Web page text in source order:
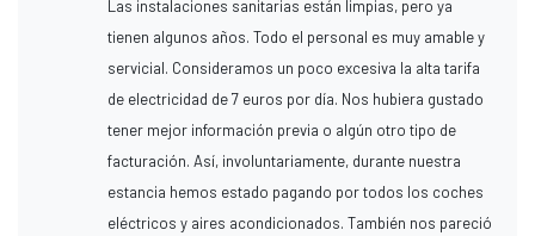
Las instalaciones sanitarias están limpias, pero ya
tienen algunos años. Todo el personal es muy amable y
servicial. Consideramos un poco excesiva la alta tarifa
de electricidad de 7 euros por día. Nos hubiera gustado
tener mejor información previa o algún otro tipo de
facturación. Así, involuntariamente, durante nuestra
estancia hemos estado pagando por todos los coches
eléctricos y aires acondicionados. También nos pareció